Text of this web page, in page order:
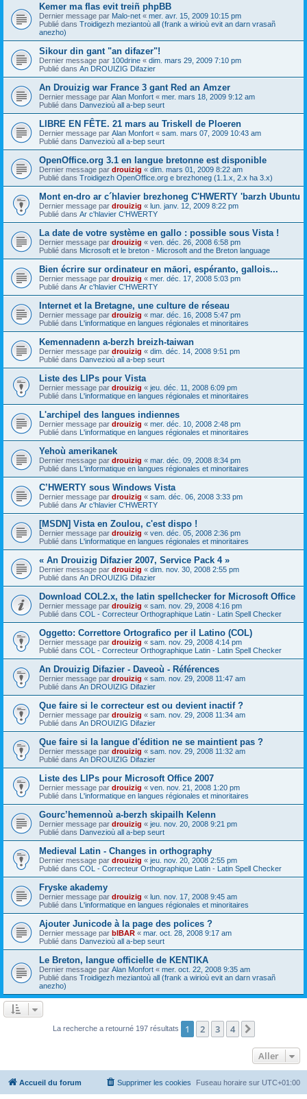
Kemer ma flas evit treiñ phpBB
Dernier message par Malo-net « mer. avr. 15, 2009 10:15 pm
Publié dans Troidigezh meziantoù all (frank a wirioù evit an darn vrasañ
anezho)
Sikour din gant "an difazer"!
Dernier message par 100drine « dim. mars 29, 2009 7:10 pm
Publié dans An DROUIZIG Difazier
An Drouizig war France 3 gant Red an Amzer
Dernier message par Alan Monfort « mer. mars 18, 2009 9:12 am
Publié dans Danvezioù all a-bep seurt
LIBRE EN FÊTE. 21 mars au Triskell de Ploeren
Dernier message par Alan Monfort « sam. mars 07, 2009 10:43 am
Publié dans Danvezioù all a-bep seurt
OpenOffice.org 3.1 en langue bretonne est disponible
Dernier message par drouizig « dim. mars 01, 2009 8:22 am
Publié dans Troidigezh OpenOffice.org e brezhoneg (1.1.x, 2.x ha 3.x)
Mont en-dro ar c´hlavier brezhoneg C'HWERTY 'barzh Ubuntu
Dernier message par drouizig « lun. janv. 12, 2009 8:22 pm
Publié dans Ar c'hlavier C'HWERTY
La date de votre système en gallo : possible sous Vista !
Dernier message par drouizig « ven. déc. 26, 2008 6:58 pm
Publié dans Microsoft et le breton - Microsoft and the Breton language
Bien écrire sur ordinateur en māori, espéranto, gallois...
Dernier message par drouizig « mer. déc. 17, 2008 5:03 pm
Publié dans Ar c'hlavier C'HWERTY
Internet et la Bretagne, une culture de réseau
Dernier message par drouizig « mar. déc. 16, 2008 5:47 pm
Publié dans L'informatique en langues régionales et minoritaires
Kemennadenn a-berzh breizh-taiwan
Dernier message par drouizig « dim. déc. 14, 2008 9:51 pm
Publié dans Danvezioù all a-bep seurt
Liste des LIPs pour Vista
Dernier message par drouizig « jeu. déc. 11, 2008 6:09 pm
Publié dans L'informatique en langues régionales et minoritaires
L'archipel des langues indiennes
Dernier message par drouizig « mer. déc. 10, 2008 2:48 pm
Publié dans L'informatique en langues régionales et minoritaires
Yehoù amerikanek
Dernier message par drouizig « mar. déc. 09, 2008 8:34 pm
Publié dans L'informatique en langues régionales et minoritaires
C’HWERTY sous Windows Vista
Dernier message par drouizig « sam. déc. 06, 2008 3:33 pm
Publié dans Ar c'hlavier C'HWERTY
[MSDN] Vista en Zoulou, c'est dispo !
Dernier message par drouizig « ven. déc. 05, 2008 2:36 pm
Publié dans L'informatique en langues régionales et minoritaires
« An Drouizig Difazier 2007, Service Pack 4 »
Dernier message par drouizig « dim. nov. 30, 2008 2:55 pm
Publié dans An DROUIZIG Difazier
Download COL2.x, the latin spellchecker for Microsoft Office
Dernier message par drouizig « sam. nov. 29, 2008 4:16 pm
Publié dans COL - Correcteur Orthographique Latin - Latin Spell Checker
Oggetto: Correttore Ortografico per il Latino (COL)
Dernier message par drouizig « sam. nov. 29, 2008 4:14 pm
Publié dans COL - Correcteur Orthographique Latin - Latin Spell Checker
An Drouizig Difazier - Daveoù - Références
Dernier message par drouizig « sam. nov. 29, 2008 11:47 am
Publié dans An DROUIZIG Difazier
Que faire si le correcteur est ou devient inactif ?
Dernier message par drouizig « sam. nov. 29, 2008 11:34 am
Publié dans An DROUIZIG Difazier
Que faire si la langue d'édition ne se maintient pas ?
Dernier message par drouizig « sam. nov. 29, 2008 11:32 am
Publié dans An DROUIZIG Difazier
Liste des LIPs pour Microsoft Office 2007
Dernier message par drouizig « ven. nov. 21, 2008 1:20 pm
Publié dans L'informatique en langues régionales et minoritaires
Gourc’hemennoù a-berzh skipailh Kelenn
Dernier message par drouizig « jeu. nov. 20, 2008 9:21 pm
Publié dans Danvezioù all a-bep seurt
Medieval Latin - Changes in orthography
Dernier message par drouizig « jeu. nov. 20, 2008 2:55 pm
Publié dans COL - Correcteur Orthographique Latin - Latin Spell Checker
Fryske akademy
Dernier message par drouizig « lun. nov. 17, 2008 9:45 am
Publié dans L'informatique en langues régionales et minoritaires
Ajouter Junicode à la page des polices ?
Dernier message par bIBAR « mar. oct. 28, 2008 9:17 am
Publié dans Danvezioù all a-bep seurt
Le Breton, langue officielle de KENTIKA
Dernier message par Alan Monfort « mer. oct. 22, 2008 9:35 am
Publié dans Troidigezh meziantoù all (frank a wirioù evit an darn vrasañ
anezho)
La recherche a retourné 197 résultats 1 2 3 4
Aller
Accueil du forum Fuseau horaire sur UTC+01:00
Supprimer les cookies